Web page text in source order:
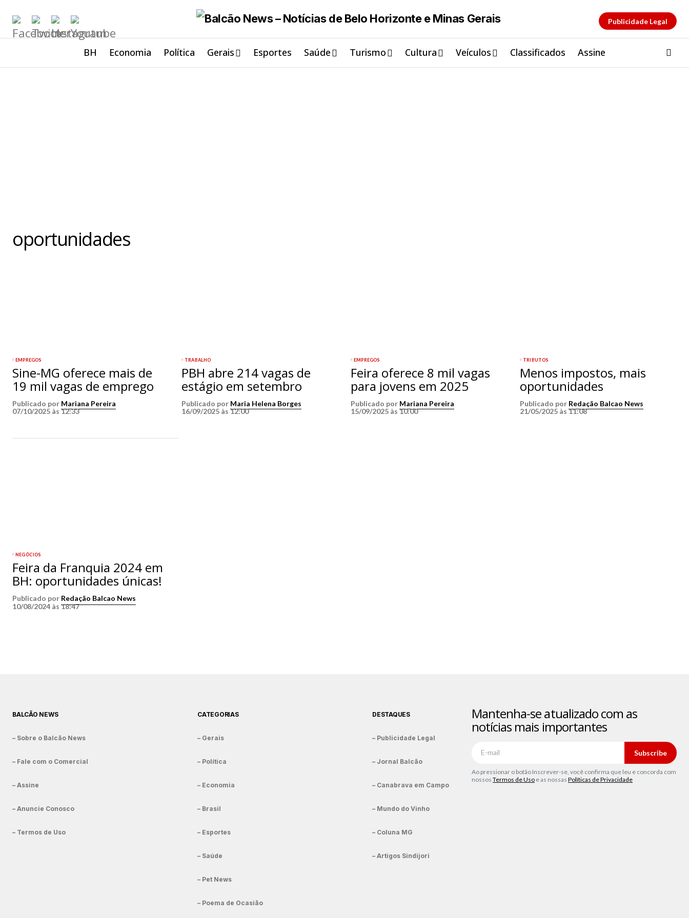
Publicidade Legal
BH Economia Política Gerais Esportes Saúde Turismo Cultura Veículos Classificados Assine
oportunidades
EMPREGOS
Sine-MG oferece mais de
19 mil vagas de emprego
Publicado por Mariana Pereira
07/10/2025 às 12:33
TRABALHO
PBH abre 214 vagas de
estágio em setembro
Publicado por Maria Helena Borges
16/09/2025 às 12:00
EMPREGOS
Feira oferece 8 mil vagas
para jovens em 2025
Publicado por Mariana Pereira
15/09/2025 às 10:00
TRIBUTOS
Menos impostos, mais
oportunidades
Publicado por Redação Balcao News
21/05/2025 às 11:08
NEGÓCIOS
Feira da Franquia 2024 em
BH: oportunidades únicas!
Publicado por Redação Balcao News
10/08/2024 às 18:47
BALCÃO NEWS
– Sobre o Balcão News
– Fale com o Comercial
– Assine
– Anuncie Conosco
– Termos de Uso
CATEGORIAS
– Gerais
– Política
– Economia
– Brasil
– Esportes
– Saúde
– Pet News
– Poema de Ocasião
DESTAQUES
– Publicidade Legal
– Jornal Balcão
– Canabrava em Campo
– Mundo do Vinho
– Coluna MG
– Artigos Sindijori
Mantenha-se atualizado com as
notícias mais importantes
Subscribe
Ao pressionar o botão Inscrever-se, você confirma que leu e concorda com
nossos Termos de Uso e as nossas Políticas de Privacidade